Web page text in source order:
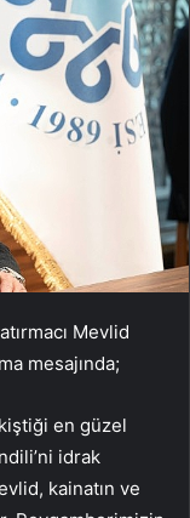
Mevlid
mesajında;
en güzel
idrak
kainatın ve